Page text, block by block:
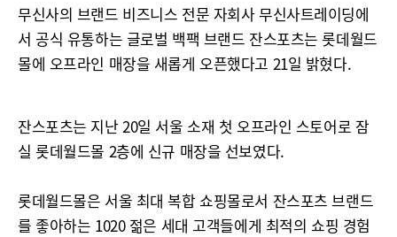
무신사의 브랜드 비즈니스 전문 자회사 무신사트레이딩에
서 공식 유통하는 글로벌 백팩 브랜드 잔스포츠는 롯데월드
몰에 오프라인 매장을 새롭게 오픈했다고 21일 밝혔다.
잔스포츠는 지난 20일 서울 소재 첫 오프라인 스토어로 잠
실 롯데월드몰 2층에 신규 매장을 선보였다.
롯데월드몰은 서울 최대 복합 쇼핑몰로서 잔스포츠 브랜드
를 좋아하는 1020 젊은 세대 고객들에게 최적의 쇼핑 경험